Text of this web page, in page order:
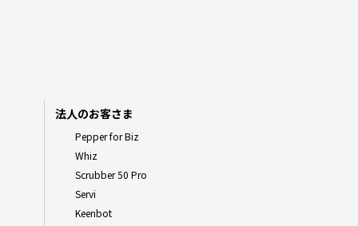
法人のお客さま
Pepper for Biz
Whiz
Scrubber 50 Pro
Servi
Keenbot